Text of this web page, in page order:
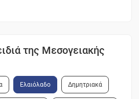
της Μεσογειακής
Ελαιόλαδο Δημητριακά